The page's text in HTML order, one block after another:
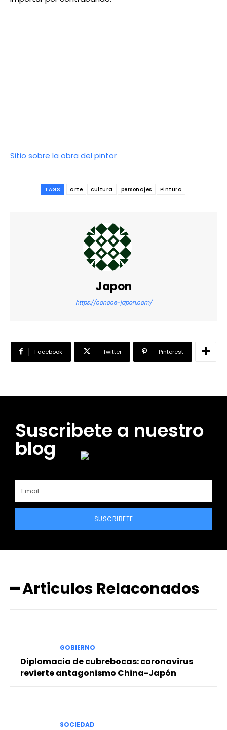
Sitio sobre la obra del pintor
TAGS arte cultura personajes Pintura
Japon
https://conoce-japon.com/
Facebook Twitter Pinterest
Suscribete a nuestro
blog
SUSCRIBETE
━ Articulos Relaconados
GOBIERNO
Diplomacia de cubrebocas: coronavirus
revierte antagonismo China-Japón
SOCIEDAD